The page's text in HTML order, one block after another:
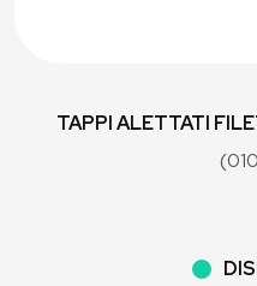
TAPPI ALETTATI